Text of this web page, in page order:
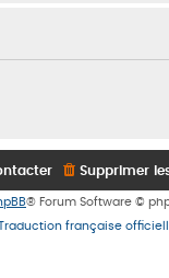
Supprimer
® Forum Software ©
française